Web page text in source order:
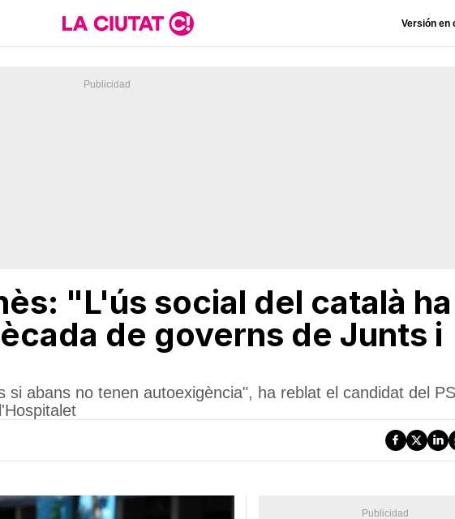
Versión en
"L'ús social del català ha
de governs de Junts i
si abans no tenen autoexigència", ha reblat el candidat del